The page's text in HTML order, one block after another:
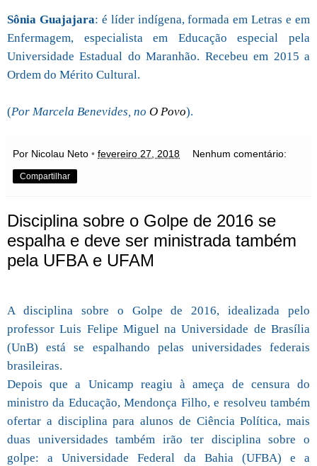
Sônia Guajajara: é líder indígena, formada em Letras e em
Enfermagem, especialista em Educação especial pela
Universidade Estadual do Maranhão. Recebeu em 2015 a
Ordem do Mérito Cultural.
(Por Marcela Benevides, no O Povo).
Por Nicolau Neto • fevereiro 27, 2018 Nenhum comentário:
Compartilhar
Disciplina sobre o Golpe de 2016 se
espalha e deve ser ministrada também
pela UFBA e UFAM
A disciplina sobre o Golpe de 2016, idealizada pelo
professor Luis Felipe Miguel na Universidade de Brasília
(UnB) está se espalhando pelas universidades federais
brasileiras.
Depois que a Unicamp reagiu à ameça de censura do
ministro da Educação, Mendonça Filho, e resolveu também
ofertar a disciplina para alunos de Ciência Política, mais
duas universidades também irão ter disciplina sobre o
golpe: a Universidade Federal da Bahia (UFBA) e a